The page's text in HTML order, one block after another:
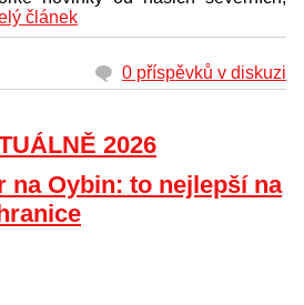
článek
0 příspěvků v diskuzi
2026
na Oybin: to nejlepší na